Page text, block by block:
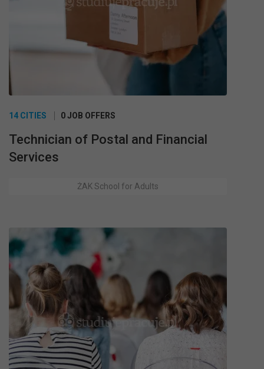
14 CITIES 0 JOB OFFERS
Technician of Postal and Financial
Services
ŻAK School for Adults